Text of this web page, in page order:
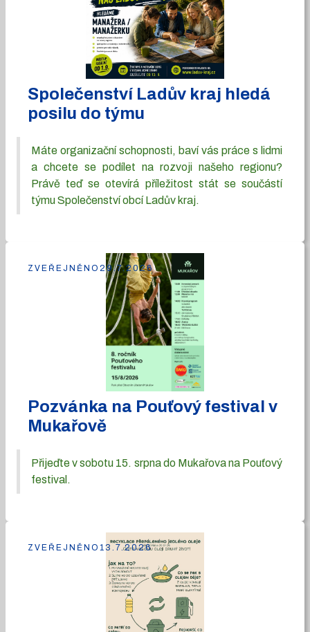
Společenství Ladův kraj hledá
posilu do týmu
Máte organizační schopnosti, baví vás práce s lidmi
a chcete se podílet na rozvoji našeho regionu?
Právě teď se otevírá příležitost stát se součástí
týmu Společenství obcí Ladův kraj.
Pozvánka na Pouťový festival v
Mukařově
Přijeďte v sobotu 15. srpna do Mukařova na Pouťový
festival.
ZVEŘEJNĚNO 29.7.2026
ZVEŘEJNĚNO 13.7.2026